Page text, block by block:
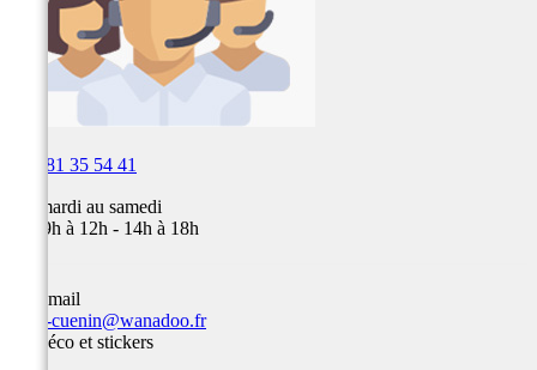
03 81 35 54 41
Du mardi au samedi
de 09h à 12h - 14h à 18h
Par email
team-cuenin@wanadoo.fr
Kit déco et stickers